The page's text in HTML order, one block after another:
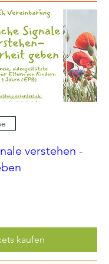
verstehen -
kaufen